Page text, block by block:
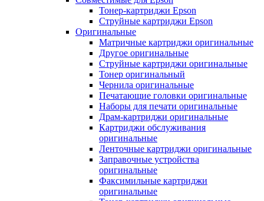
Тонер-картриджи Epson
Струйные картриджи Epson
Оригинальные
Матричные картриджи оригинальные
Другое оригинальные
Струйные картриджи оригинальные
Тонер оригинальный
Чернила оригинальные
Печатающие головки оригинальные
Наборы для печати оригинальные
Драм-картриджи оригинальные
Картриджи обслуживания
оригинальные
Ленточные картриджи оригинальные
Заправочные устройства
оригинальные
Факсимильные картриджи
оригинальные